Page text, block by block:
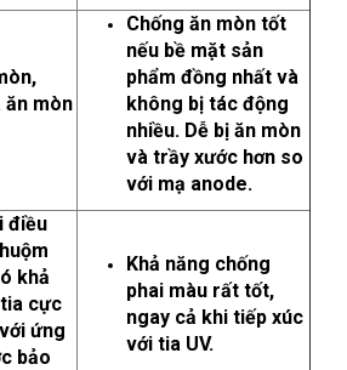
mòn
Chống ăn mòn tốt
nếu bề mặt sản
phẩm đồng nhất và
không bị tác động
nhiều. Dễ bị ăn mòn
và trầy xước hơn so
với mạ anode.
điều
khả
cực
ứng
bảo
Khả năng chống
phai màu rất tốt,
ngay cả khi tiếp xúc
với tia UV.